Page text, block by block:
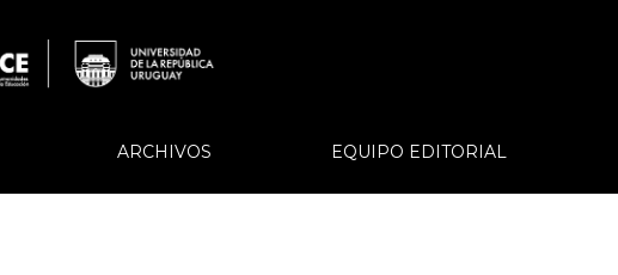
ARCHIVOS EQUIPO EDITORIAL